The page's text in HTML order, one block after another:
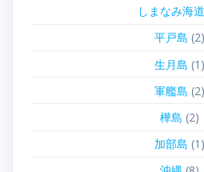
しまなみ海道
平戸島 (2)
生月島 (1)
軍艦島 (2)
樺島 (2)
加部島 (1)